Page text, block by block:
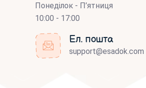
Понеділок - П’ятниця
10:00 - 17:00
Ел. пошта
support@esadok.com